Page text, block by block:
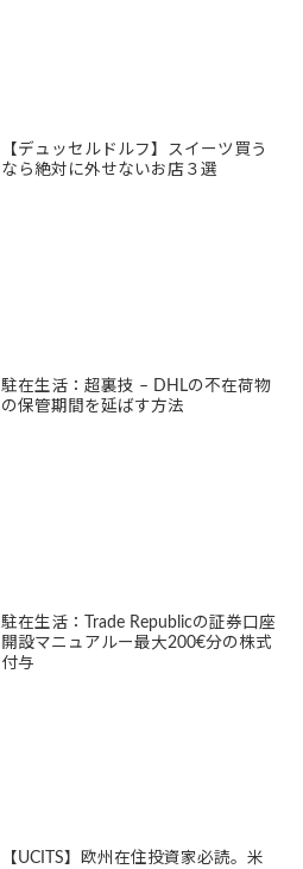
【デュッセルドルフ】スイーツ買う
なら絶対に外せないお店３選
駐在生活：超裏技 – DHLの不在荷物
の保管期間を延ばす方法
駐在生活：Trade Republicの証券口座
開設マニュアルー最大200€分の株式
付与
【UCITS】欧州在住投資家必読。米